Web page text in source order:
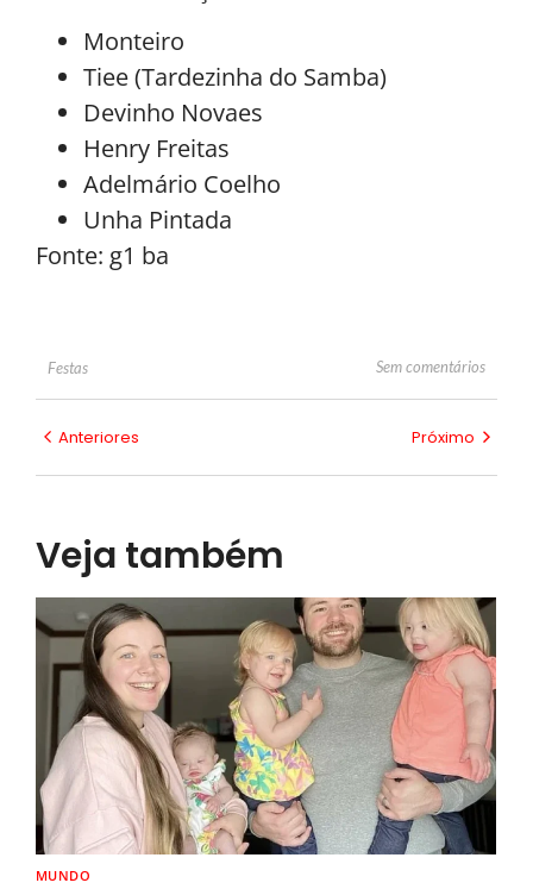
Monteiro
Tiee (Tardezinha do Samba)
Devinho Novaes
Henry Freitas
Adelmário Coelho
Unha Pintada
Fonte: g1 ba
Festas Sem comentários
Anteriores Próximo
Veja também
MUNDO